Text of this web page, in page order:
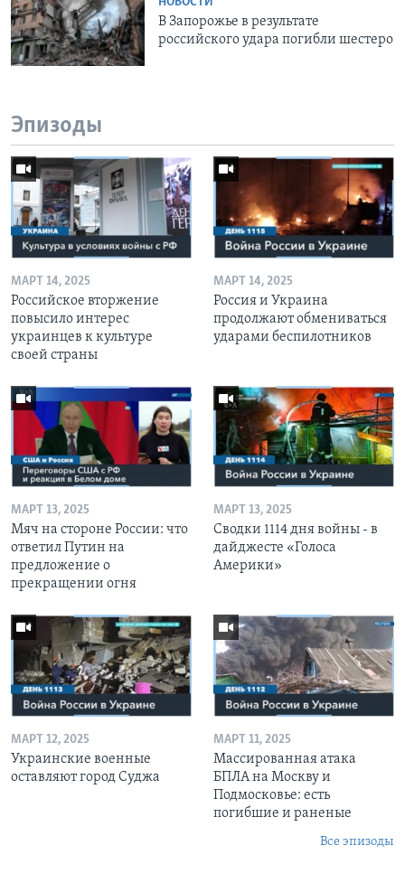
В Запорожье в результате
российского удара погибли шестеро
Эпизоды
МАРТ 14, 2025
Российское вторжение
повысило интерес
украинцев к культуре
своей страны
МАРТ 14, 2025
Россия и Украина
продолжают обмениваться
ударами беспилотников
МАРТ 13, 2025
Мяч на стороне России: что
ответил Путин на
предложение о
прекращении огня
МАРТ 13, 2025
Сводки 1114 дня войны - в
дайджесте «Голоса
Америки»
МАРТ 12, 2025
Украинские военные
оставляют город Суджа
МАРТ 11, 2025
Массированная атака
БПЛА на Москву и
Подмосковье: есть
погибшие и раненые
Все эпизоды